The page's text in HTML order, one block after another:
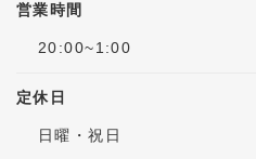
営業時間
20:00~1:00
定休日
日曜・祝日